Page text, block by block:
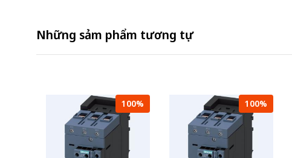
Những sảm phẩm tương tự
100% 100%